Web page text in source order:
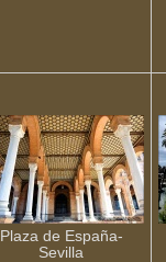
Plaza de España-
Sevilla